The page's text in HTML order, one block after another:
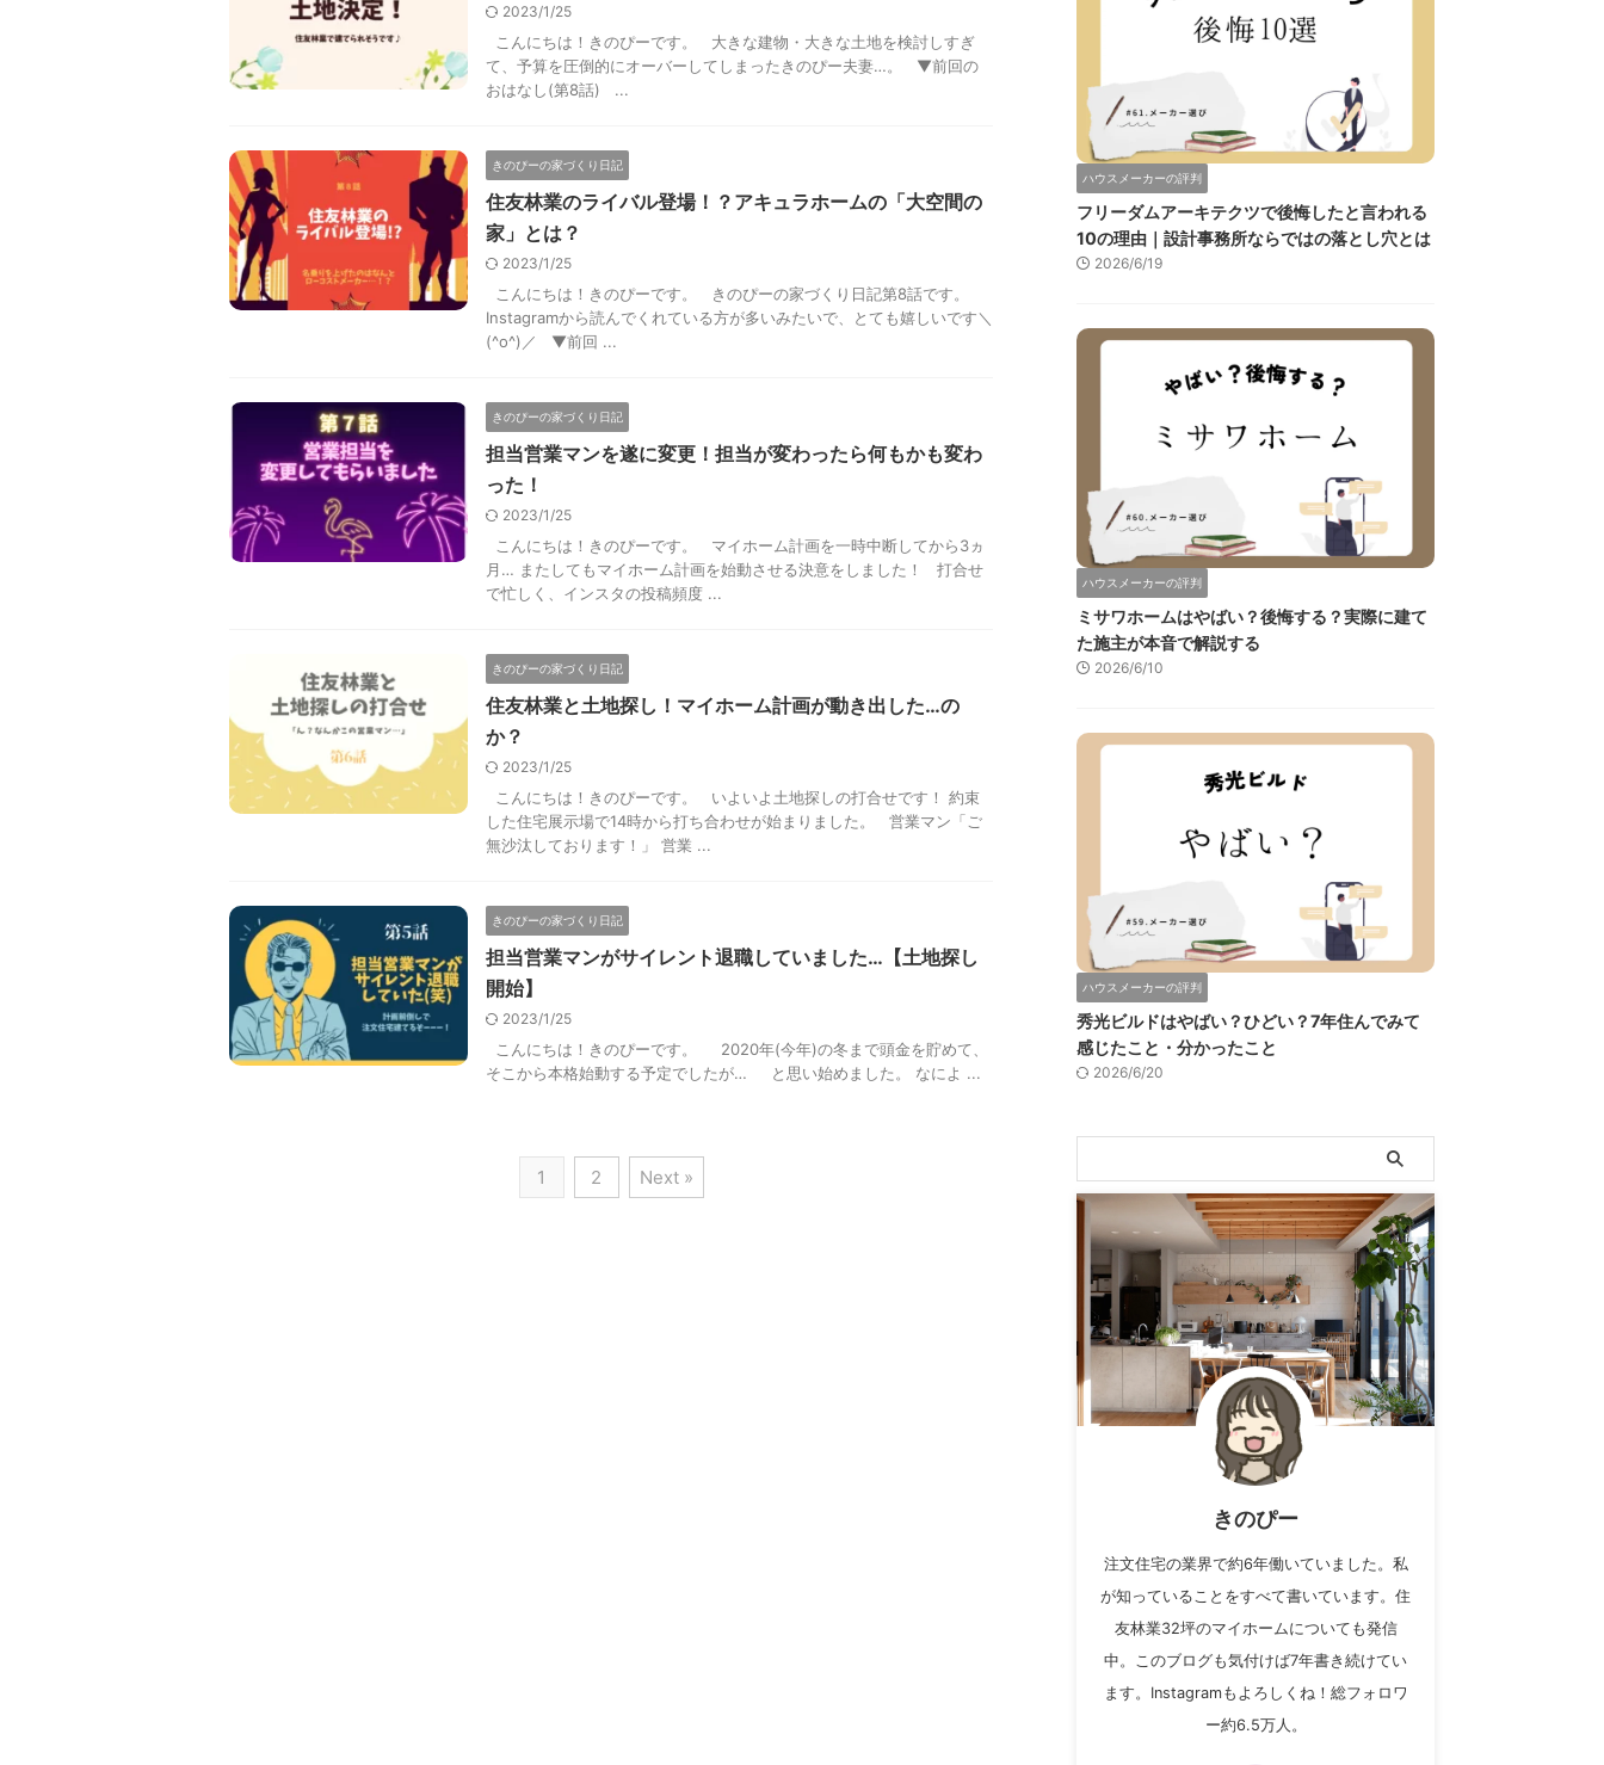
2023/1/25
こんにちは！きのぴーです。 大きな建物・大きな土地を検討しすぎ
て、予算を圧倒的にオーバーしてしまったきのぴー夫妻…。 ▼前回の
おはなし(第8話) ...
きのぴーの家づくり日記
住友林業のライバル登場！？アキュラホームの「大空間の
家」とは？
2023/1/25
こんにちは！きのぴーです。 きのぴーの家づくり日記第8話です。
Instagramから読んでくれている方が多いみたいで、とても嬉しいです＼
(^o^)／ ▼前回 ...
きのぴーの家づくり日記
担当営業マンを遂に変更！担当が変わったら何もかも変わ
った！
2023/1/25
こんにちは！きのぴーです。 マイホーム計画を一時中断してから3ヵ
月… またしてもマイホーム計画を始動させる決意をしました！ 打合せ
で忙しく、インスタの投稿頻度 ...
きのぴーの家づくり日記
住友林業と土地探し！マイホーム計画が動き出した…の
か？
2023/1/25
こんにちは！きのぴーです。 いよいよ土地探しの打合せです！ 約束
した住宅展示場で14時から打ち合わせが始まりました。 営業マン「ご
無沙汰しております！」 営業 ...
きのぴーの家づくり日記
担当営業マンがサイレント退職していました…【土地探し
開始】
2023/1/25
こんにちは！きのぴーです。 2020年(今年)の冬まで頭金を貯めて、
そこから本格始動する予定でしたが… と思い始めました。 なによ ...
1 2 Next »
ハウスメーカーの評判
フリーダムアーキテクツで後悔したと言われる
10の理由｜設計事務所ならではの落とし穴とは
2026/6/19
ハウスメーカーの評判
ミサワホームはやばい？後悔する？実際に建て
た施主が本音で解説する
2026/6/10
ハウスメーカーの評判
秀光ビルドはやばい？ひどい？7年住んでみて
感じたこと・分かったこと
2026/6/20
きのぴー
注文住宅の業界で約6年働いていました。私
が知っていることをすべて書いています。住
友林業32坪のマイホームについても発信
中。このブログも気付けば7年書き続けてい
ます。Instagramもよろしくね！総フォロワ
ー約6.5万人。